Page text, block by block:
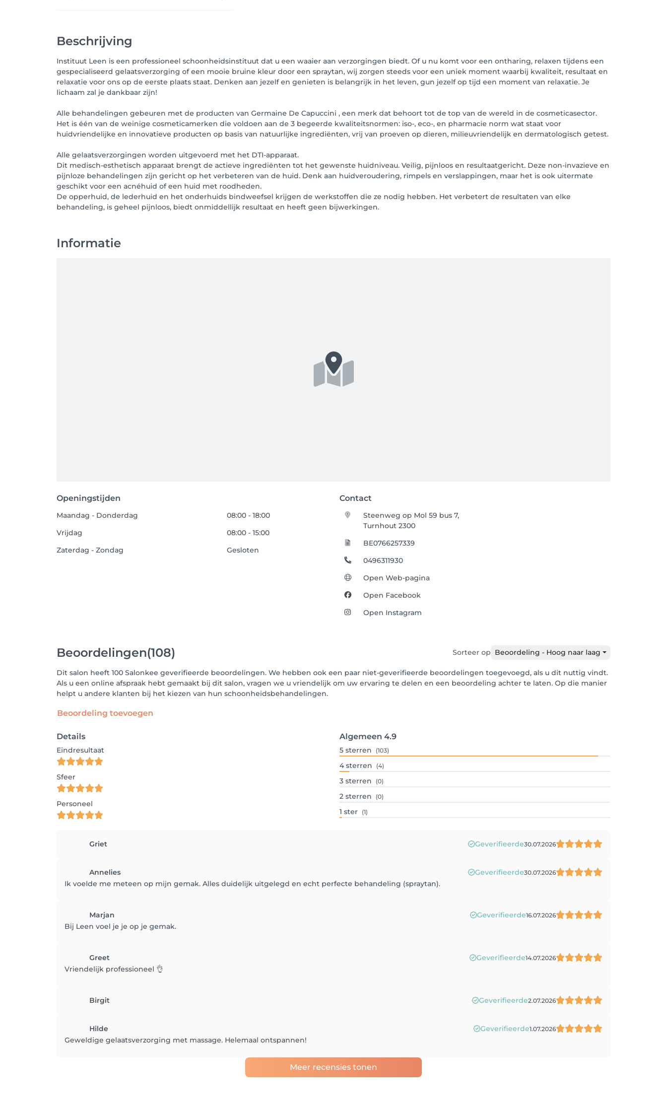
Beschrijving
Instituut Leen is een professioneel schoonheidsinstituut dat u een waaier aan verzorgingen biedt. Of u nu komt voor een ontharing, relaxen tijdens een
gespecialiseerd gelaatsverzorging of een mooie bruine kleur door een spraytan, wij zorgen steeds voor een uniek moment waarbij kwaliteit, resultaat en
relaxatie voor ons op de eerste plaats staat. Denken aan jezelf en genieten is belangrijk in het leven, gun jezelf op tijd een moment van relaxatie. Je
lichaam zal je dankbaar zijn!
Alle behandelingen gebeuren met de producten van Germaine De Capuccini , een merk dat behoort tot de top van de wereld in de cosmeticasector.
Het is één van de weinige cosmeticamerken die voldoen aan de 3 begeerde kwaliteitsnormen: iso-, eco-, en pharmacie norm wat staat voor
huidvriendelijke en innovatieve producten op basis van natuurlijke ingrediënten, vrij van proeven op dieren, milieuvriendelijk en dermatologisch getest.
Alle gelaatsverzorgingen worden uitgevoerd met het DTI-apparaat.
Dit medisch-esthetisch apparaat brengt de actieve ingrediënten tot het gewenste huidniveau. Veilig, pijnloos en resultaatgericht. Deze non-invazieve en
pijnloze behandelingen zijn gericht op het verbeteren van de huid. Denk aan huidveroudering, rimpels en verslappingen, maar het is ook uitermate
geschikt voor een acnéhuid of een huid met roodheden.
De opperhuid, de lederhuid en het onderhuids bindweefsel krijgen de werkstoffen die ze nodig hebben. Het verbetert de resultaten van elke
behandeling, is geheel pijnloos, biedt onmiddellijk resultaat en heeft geen bijwerkingen.
Informatie
Openingstijden Contact
Maandag - Donderdag
08:00 - 18:00
Vrijdag
08:00 - 15:00
Zaterdag - Zondag
Gesloten
Steenweg op Mol 59 bus 7,
Turnhout 2300
BE0766257339
0496311930
Open Web-pagina
Open Facebook
Open Instagram
Beoordelingen(108) Sorteer op Beoordeling - Hoog naar laag
Dit salon heeft 100 Salonkee geverifieerde beoordelingen. We hebben ook een paar niet-geverifieerde beoordelingen toegevoegd, als u dit nuttig vindt.
Als u een online afspraak hebt gemaakt bij dit salon, vragen we u vriendelijk om uw ervaring te delen en een beoordeling achter te laten. Op die manier
helpt u andere klanten bij het kiezen van hun schoonheidsbehandelingen.
Beoordeling toevoegen
Details
Eindresultaat
Sfeer
Personeel
Algemeen 4.9
5 sterren (103)
4 sterren (4)
3 sterren (0)
2 sterren (0)
1 ster (1)
Griet Geverifieerde30.07.2026
Annelies Geverifieerde30.07.2026
Ik voelde me meteen op mijn gemak. Alles duidelijk uitgelegd en echt perfecte behandeling (spraytan).
Marjan Geverifieerde16.07.2026
Bij Leen voel je je op je gemak.
Greet Geverifieerde14.07.2026
Vriendelijk professioneel 👌
Birgit Geverifieerde2.07.2026
Hilde Geverifieerde1.07.2026
Geweldige gelaatsverzorging met massage. Helemaal ontspannen!
Meer recensies tonen